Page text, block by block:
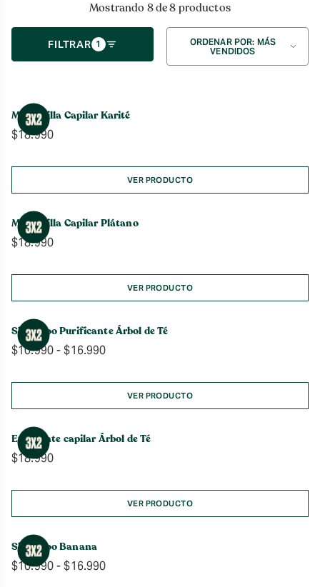
Mostrando 8 de 8 productos
FILTRAR 1
Ordenar
por
ORDENAR POR: MÁS
VENDIDOS
Mascarilla Capilar Karité
$18.990
VER PRODUCTO
Mascarilla Capilar Plátano
$18.990
VER PRODUCTO
Shampoo Purificante Árbol de Té
$10.990- $16.990Rango
precios:
desde
$10.990
$16.990
VER PRODUCTO
Exfoliante capilar Árbol de Té
$18.990
VER PRODUCTO
Shampoo Banana
$10.990- $16.990Rango